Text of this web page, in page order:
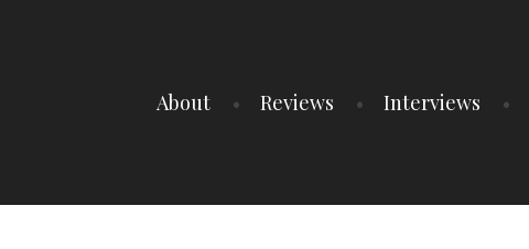
About Reviews Interviews